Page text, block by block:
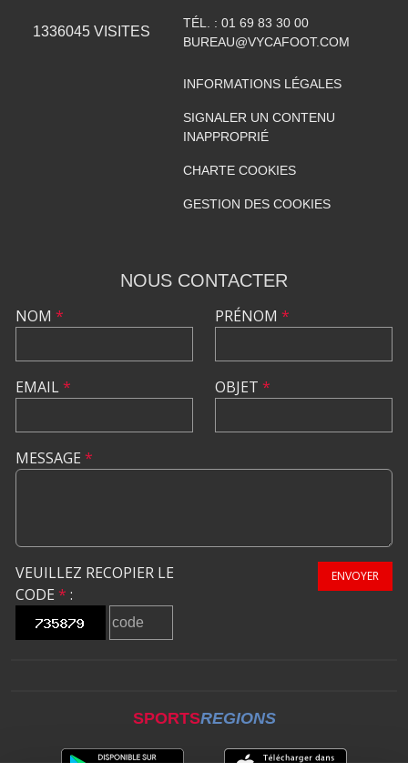
1336045VISITES
TÉL. : 01 69 83 30 00
BUREAU@VYCAFOOT.COM
INFORMATIONS LÉGALES
SIGNALER UN CONTENU
INAPPROPRIÉ
CHARTE COOKIES
GESTION DES COOKIES
NOUS CONTACTER
NOM *
EMAIL*
PRÉNOM *
OBJET *
MESSAGE *
VEUILLEZ RECOPIER LE
CODE * :
ENVOYER
SPORTSREGIONS